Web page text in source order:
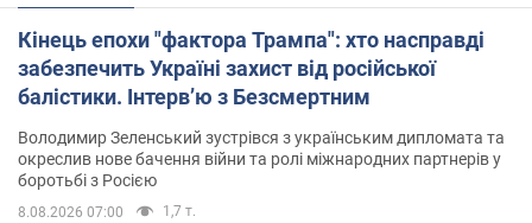
Кінець епохи "фактора Трампа": хто насправді
забезпечить Україні захист від російської
балістики. Інтерв’ю з Безсмертним
Володимир Зеленський зустрівся з українським дипломата та
окреслив нове бачення війни та ролі міжнародних партнерів у
боротьбі з Росією
8.08.2026 07:00 1,7 т.